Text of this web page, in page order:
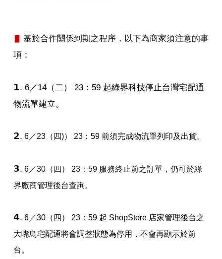
基於合作關係到期之程序，以下為商家須注意的事
項：
𝟭. 6／14（二） 23：59 起綠界科技停止台灣宅配通
物流單建立。
𝟮. 6／23（四)） 23：59 前須完成物流單列印及出貨。
𝟯. 6／30（四） 23：59 服務終止前之訂單，仍可於綠
界廠商管理後台查詢。
𝟰. 6／30（四） 23：59 起 ShopStore 店家管理後台之
大嘴鳥宅配通將會調整狀態為停用，不會再顯示於前
台。